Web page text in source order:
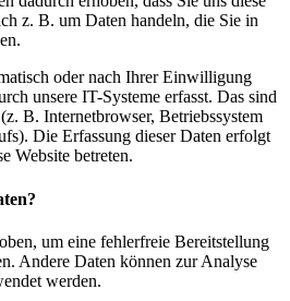
z. B. um Daten handeln, die Sie in
oder nach Ihrer Einwilligung
unsere IT-Systeme erfasst. Das sind
B. Internetbrowser, Betriebssystem
Die Erfassung dieser Daten erfolgt
Website betreten.
um eine fehlerfreie Bereitstellung
Andere Daten können zur Analyse
werden.